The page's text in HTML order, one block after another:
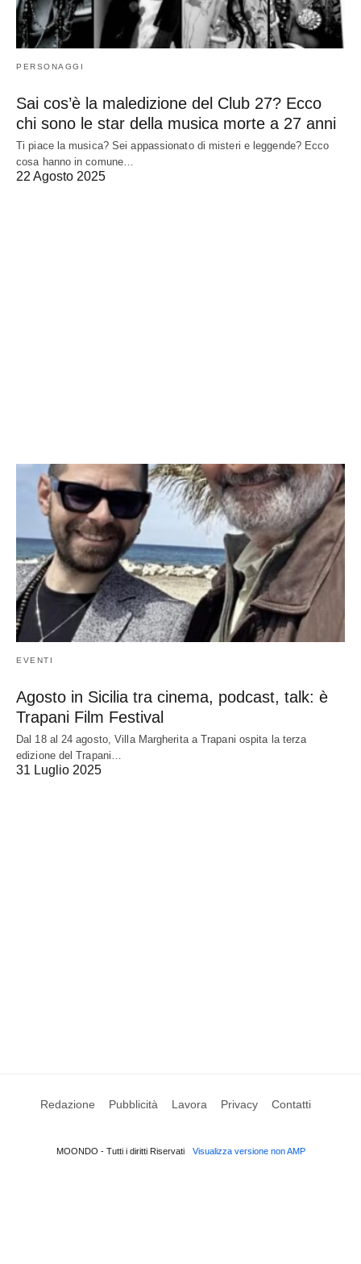
PERSONAGGI
Sai cos’è la maledizione del Club 27? Ecco
chi sono le star della musica morte a 27 anni
Ti piace la musica? Sei appassionato di misteri e leggende? Ecco
cosa hanno in comune…
22 Agosto 2025
EVENTI
Agosto in Sicilia tra cinema, podcast, talk: è
Trapani Film Festival
Dal 18 al 24 agosto, Villa Margherita a Trapani ospita la terza
edizione del Trapani…
31 Luglio 2025
Redazione Pubblicità Lavora Privacy Contatti
MOONDO - Tutti i diritti Riservati Visualizza versione non AMP